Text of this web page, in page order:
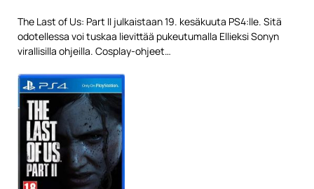
The Last of Us: Part II julkaistaan 19. kesäkuuta PS4:lle. Sitä
odotellessa voi tuskaa lievittää pukeutumalla Ellieksi Sonyn
virallisilla ohjeilla. Cosplay-ohjeet…